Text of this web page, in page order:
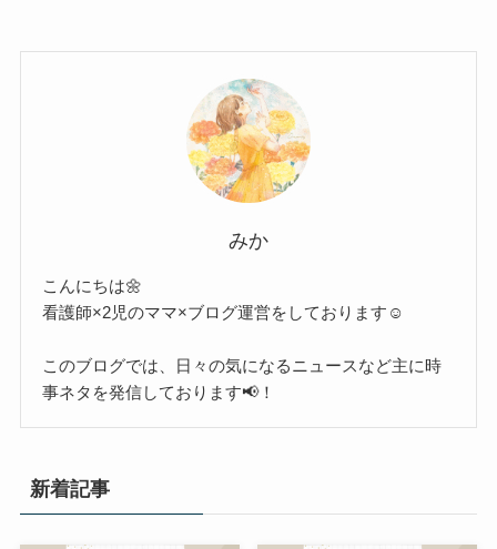
みか
こんにちは🌼
看護師×2児のママ×ブログ運営をしております☺︎
このブログでは、日々の気になるニュースなど主に時
事ネタを発信しております📢！
新着記事